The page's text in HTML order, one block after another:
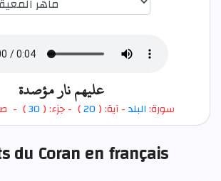
عليهم نار مؤصدة
سورة:البلد- آية: (20
) - جزء: (30
) -
du Coran en français